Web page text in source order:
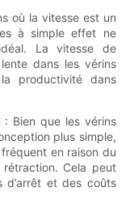
où la vitesse est un
à simple effet ne
La vitesse de
dans les vérins
productivité dans
: Bien que les vérins
plus simple,
en raison du
Cela peut
d’arrêt et des coûts